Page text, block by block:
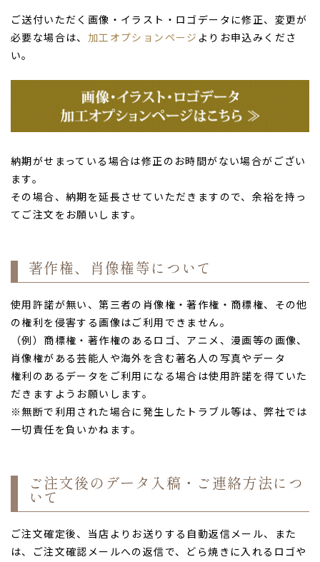
ご送付いただく画像・イラスト・ロゴデータに修正、変更が
必要な場合は、 加工オプションページ よりお申込みくださ
い。
納期がせまっている場合は修正のお時間がない場合がござい
ます。
その場合、納期を延長させていただきますので、余裕を持っ
てご注文をお願いします。
著作権、肖像権等について
使用許諾が無い、第三者の肖像権・著作権・商標権、その他
の権利を侵害する画像はご利用できません。
（例）商標権・著作権のあるロゴ、アニメ、漫画等の画像、
肖像権がある芸能人や海外を含む著名人の写真やデータ
権利のあるデータをご利用になる場合は使用許諾を得ていた
だきますようお願いします。
※無断で利用された場合に発生したトラブル等は、弊社では
一切責任を負いかねます。
ご注文後のデータ入稿・ご連絡方法につ
いて
ご注文確定後、当店よりお送りする自動返信メール、また
は、ご注文確認メールへの返信で、どら焼きに入れるロゴや
TOP